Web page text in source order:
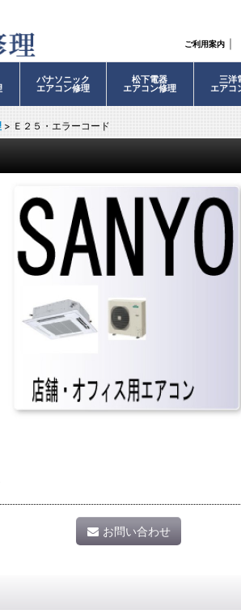
ご利用案内 ｜
パナソニック
エアコン修理
松下電器
エアコン修理
三洋
エアコ
> Ｅ２５・エラーコード
お問い合わせ